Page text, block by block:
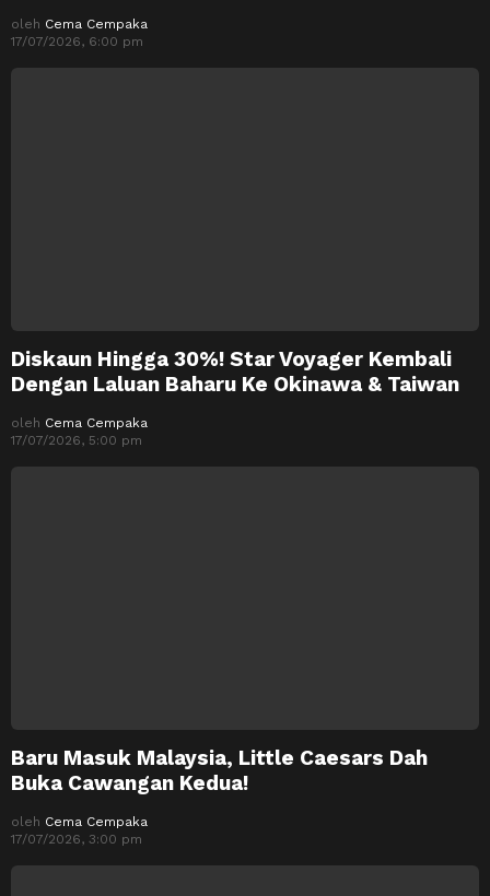
oleh Cema Cempaka
17/07/2026, 6:00 pm
Diskaun Hingga 30%! Star Voyager Kembali
Dengan Laluan Baharu Ke Okinawa & Taiwan
oleh Cema Cempaka
17/07/2026, 5:00 pm
Baru Masuk Malaysia, Little Caesars Dah
Buka Cawangan Kedua!
oleh Cema Cempaka
17/07/2026, 3:00 pm